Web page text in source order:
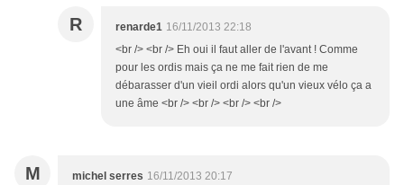
R renarde1 16/11/2013 22:18
<br /> <br /> Eh oui il faut aller de l'avant ! Comme
pour les ordis mais ça ne me fait rien de me
débarasser d'un vieil ordi alors qu'un vieux vélo ça a
une âme <br /> <br /> <br /> <br />
M michel serres 16/11/2013 20:17